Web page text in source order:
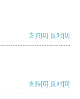
支持[0] 反对[0]
支持[0] 反对[0]